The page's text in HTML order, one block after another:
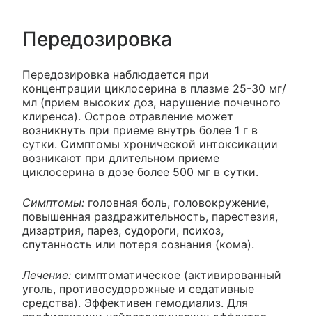
Передозировка
Передозировка наблюдается при
концентрации циклосерина в плазме 25-30 мг/
мл (прием высоких доз, нарушение почечного
клиренса). Острое отравление может
возникнуть при приеме внутрь более 1 г в
сутки. Симптомы хронической интоксикации
возникают при длительном приеме
циклосерина в дозе более 500 мг в сутки.
Симптомы: головная боль, головокружение,
повышенная раздражительность, парестезия,
дизартрия, парез, судороги, психоз,
спутанность или потеря сознания (кома).
Лечение: симптоматическое (активированный
уголь, противосудорожные и седативные
средства). Эффективен гемодиализ. Для